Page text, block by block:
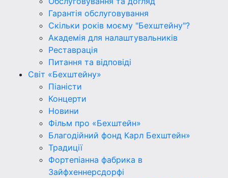
Гарантія обслуговування
Скільки років моєму "Бехштейну"?
Академія для налаштувальників
Реставрація
Питання та відповіді
Світ «Бехштейну»
Піаністи
Концерти
Новини
Фільм про «Бехштейн»
Благодійний фонд Карл Бехштейн»
Традиції
Фортепіанна фабрика в
Зайфхеннерсдорфi